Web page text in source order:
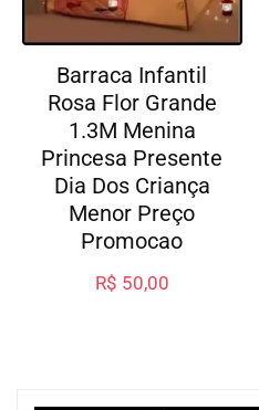
Barraca Infantil
Rosa Flor Grande
1.3M Menina
Princesa Presente
Dia Dos Criança
Menor Preço
Promocao
R$ 50,00